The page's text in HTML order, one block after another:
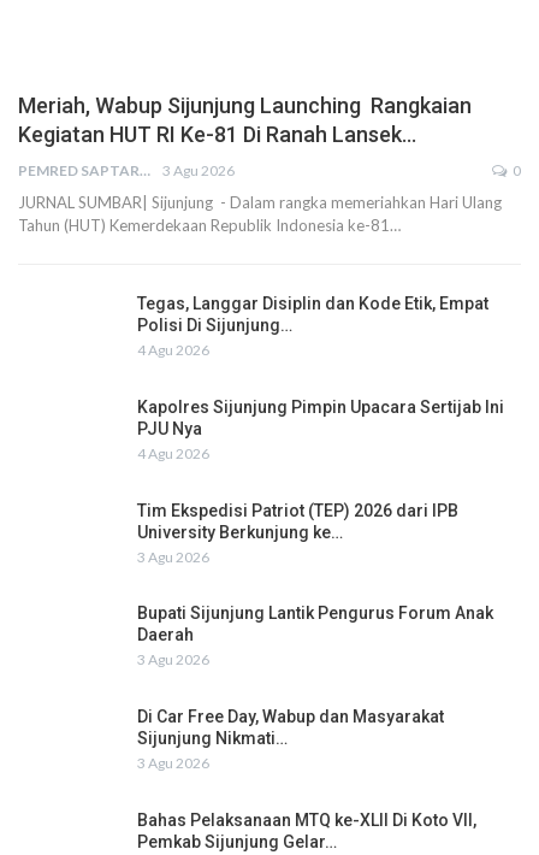
Meriah, Wabup Sijunjung Launching Rangkaian
Kegiatan HUT RI Ke-81 Di Ranah Lansek…
PEMRED SAPTARIUS 3 Agu 2026 0
JURNAL SUMBAR| Sijunjung - Dalam rangka memeriahkan Hari Ulang
Tahun (HUT) Kemerdekaan Republik Indonesia ke-81…
Tegas, Langgar Disiplin dan Kode Etik, Empat
Polisi Di Sijunjung…
4 Agu 2026
Kapolres Sijunjung Pimpin Upacara Sertijab Ini
PJU Nya
4 Agu 2026
Tim Ekspedisi Patriot (TEP) 2026 dari IPB
University Berkunjung ke…
3 Agu 2026
Bupati Sijunjung Lantik Pengurus Forum Anak
Daerah
3 Agu 2026
Di Car Free Day, Wabup dan Masyarakat
Sijunjung Nikmati…
3 Agu 2026
Bahas Pelaksanaan MTQ ke-XLII Di Koto VII,
Pemkab Sijunjung Gelar…